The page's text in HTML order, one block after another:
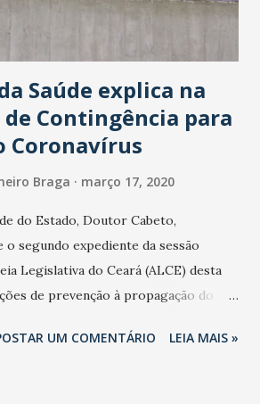
Saúde explica na
de Contingência para
Coronavírus
Braga março 17, 2020
do Estado, Doutor Cabeto,
segundo expediente da sessão
Legislativa do Ceará (ALCE) desta
de prevenção à propagação do
do Estado na contenção da
UM COMENTÁRIO LEIA MAIS »